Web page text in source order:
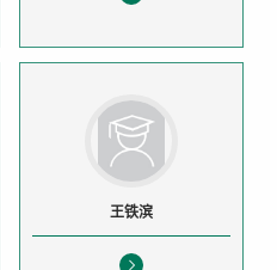
王铁滨